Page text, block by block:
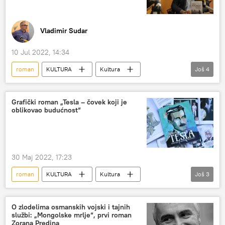
Vladimir Sudar
10 Jul 2022, 14:34
roman KULTURA
Kultura
Kultura – vesti
Književnost
Donbas
Specijalna operacija u Ukrajini
Još 4
Grafički roman „Tesla – čovek koji je
oblikovao budućnost“
30 Maj 2022, 17:23
roman KULTURA
Kultura
Kultura – vesti
Nikola Tesla Magazin
Još 3
O zlodelima osmanskih vojski i tajnih
službi: „Mongolske mrlje“, prvi roman
Zorana Predina